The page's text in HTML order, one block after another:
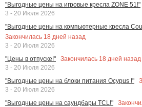
"Выгодные цены на игровые кресла ZONE 51!"
3 - 20 Июля 2026
"Выгодные цены на компьютерные кресла
Закончилась 18 дней назад
3 - 20 Июля 2026
"Цены в отпуске!"
Закончилась 18 дней назад
3 - 20 Июля 2026
"Выгодные цены на блоки питания Ocypus !"
3 - 20 Июля 2026
"Выгодные цены на саундбары TCL!"